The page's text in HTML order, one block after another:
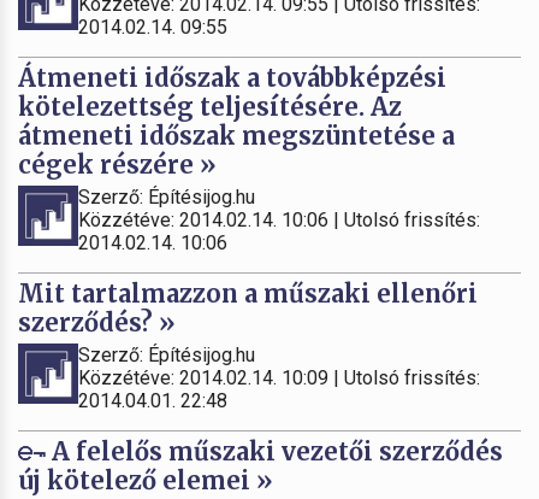
2014.02.14. 09:55
Átmeneti időszak a továbbképzési
kötelezettség teljesítésére. Az
átmeneti időszak megszüntetése a
cégek részére »
Szerző: Építésijog.hu
Közzétéve: 2014.02.14. 10:06 | Utolsó frissítés:
2014.02.14. 10:06
Mit tartalmazzon a műszaki ellenőri
szerződés? »
Szerző: Építésijog.hu
Közzétéve: 2014.02.14. 10:09 | Utolsó frissítés:
2014.04.01. 22:48
A felelős műszaki vezetői szerződés
új kötelező elemei »